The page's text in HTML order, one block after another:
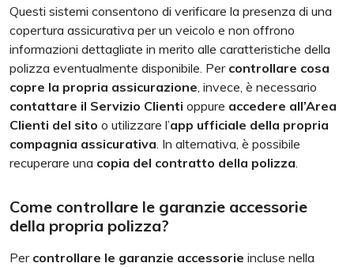
Questi sistemi consentono di verificare la presenza di una
copertura assicurativa per un veicolo e non offrono
informazioni dettagliate in merito alle caratteristiche della
polizza eventualmente disponibile. Per controllare cosa
copre la propria assicurazione , invece, è necessario
contattare il Servizio Clienti oppure accedere all’Area
Clienti del sito o utilizzare l’app ufficiale della propria
compagnia assicurativa . In alternativa, è possibile
recuperare una copia del contratto della polizza
Come controllare le garanzie accessorie
della propria polizza?
Per controllare le garanzie accessorie incluse nella